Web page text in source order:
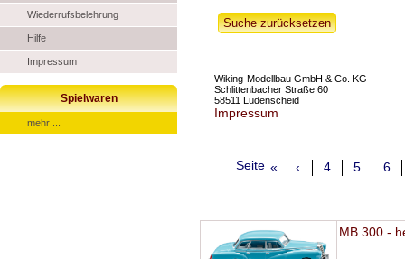
Wiederrufsbelehrung
Hilfe
Impressum
Spielwaren
mehr ...
Wiking-Modellbau GmbH & Co. KG
Schlittenbacher Straße 60
58511 Lüdenscheid
Impressum
Seite « ‹ 4 5 6
MB 300 -